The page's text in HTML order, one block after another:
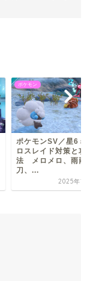
ポケモン
ポケモンSV／星6ミ
ロスレイド対策と攻
法 メロメロ、雨両
刀、...
2025年1